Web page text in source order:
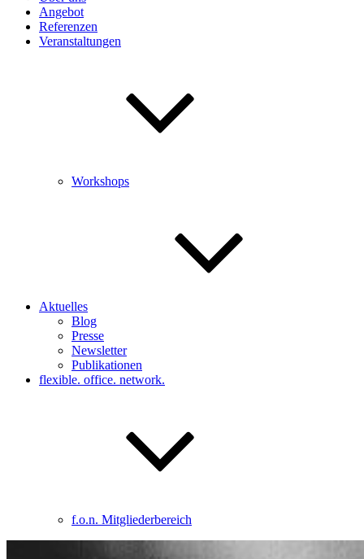
Angebot
Referenzen
Veranstaltungen
Workshops
Aktuelles
Blog
Presse
Newsletter
Publikationen
flexible. office. network.
f.o.n. Mitgliederbereich